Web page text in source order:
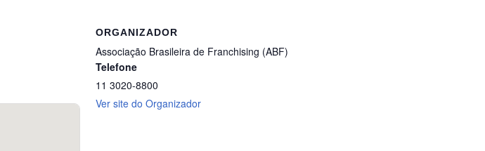
ORGANIZADOR
Associação Brasileira de Franchising (ABF)
Telefone
11 3020-8800
Ver site do Organizador